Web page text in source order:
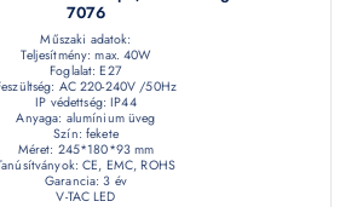
7076
Műszaki adatok:
Teljesítmény: max. 40W
Foglalat: E27
AC 220-240V /50Hz
IP védettség: IP44
Anyaga: alumínium üveg
Szín: fekete
Méret: 245*180*93 mm
CE, EMC, ROHS
Garancia: 3 év
V-TAC LED